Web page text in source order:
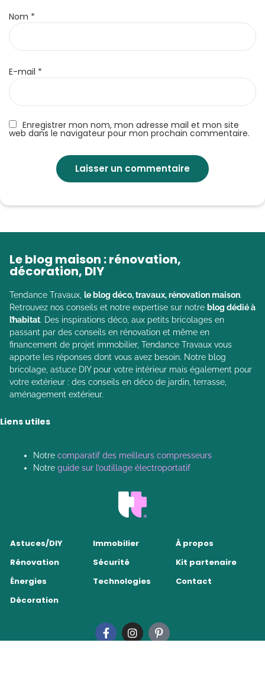
Enregistrer mon nom, mon adresse mail et mon site
web dans le navigateur pour mon prochain commentaire.
Nom *
E-mail *
Le blog maison : rénovation,
décoration, DIY
Tendance Travaux, le blog déco, travaux, rénovation maison.
Retrouvez nos conseils et notre expertise sur notre blog dédié à
l’habitat. Des inspirations déco, aux petits bricolages en
passant par des conseils en rénovation et même en
financement de projet immobilier, Tendance Travaux vous
apporte les réponses dont vous avez besoin. Notre blog
bricolage, astuce DIY pour votre intérieur mais également pour
votre extérieur : des conseils en déco de jardin, terrasse,
aménagement extérieur.
Liens utiles
Notre comparatif des meilleurs compresseurs
Notre guide sur l’outillage électroportatif
Astuces/DIY
Rénovation
Énergies
Décoration
Immobilier
Sécurité
Technologies
À propos
Kit partenaire
Contact